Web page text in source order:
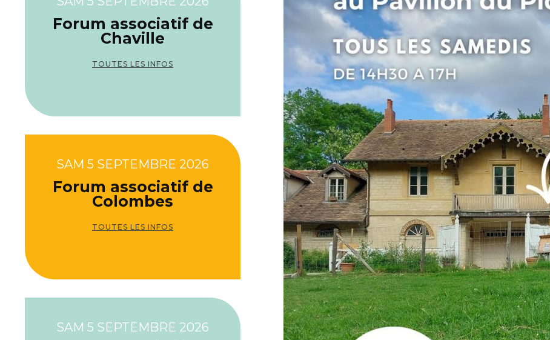
Forum associatif de
Chaville
TOUTES LES INFOS
SAM 5 SEPTEMBRE 2026
Forum associatif de
Colombes
TOUTES LES INFOS
SAM 5 SEPTEMBRE 2026